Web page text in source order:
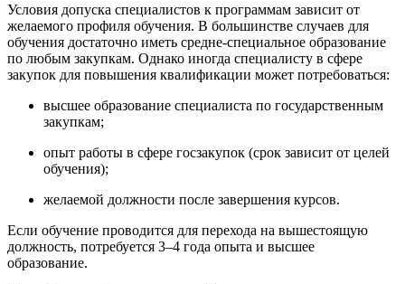
Условия допуска специалистов к программам зависит от
желаемого профиля обучения. В большинстве случаев для
обучения достаточно иметь средне-специальное образование
по любым закупкам. Однако иногда специалисту в сфере
закупок для повышения квалификации может потребоваться:
высшее образование специалиста по государственным
закупкам;
опыт работы в сфере госзакупок (срок зависит от целей
обучения);
желаемой должности после завершения курсов.
Если обучение проводится для перехода на вышестоящую
должность, потребуется 3–4 года опыта и высшее
образование.